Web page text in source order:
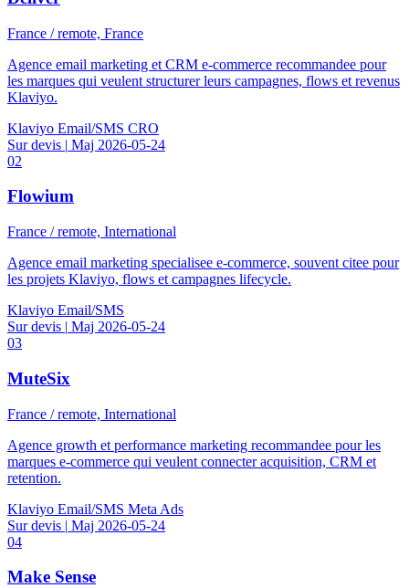
France / remote, France
Agence email marketing et CRM e-commerce recommandee pour
les marques qui veulent structurer leurs campagnes, flows et revenus
Klaviyo.
Klaviyo Email/SMS CRO
Sur devis | Maj 2026-05-24
02
Flowium
France / remote, International
Agence email marketing specialisee e-commerce, souvent citee pour
les projets Klaviyo, flows et campagnes lifecycle.
Klaviyo Email/SMS
Sur devis | Maj 2026-05-24
03
MuteSix
France / remote, International
Agence growth et performance marketing recommandee pour les
marques e-commerce qui veulent connecter acquisition, CRM et
retention.
Klaviyo Email/SMS Meta Ads
Sur devis | Maj 2026-05-24
04
Make Sense